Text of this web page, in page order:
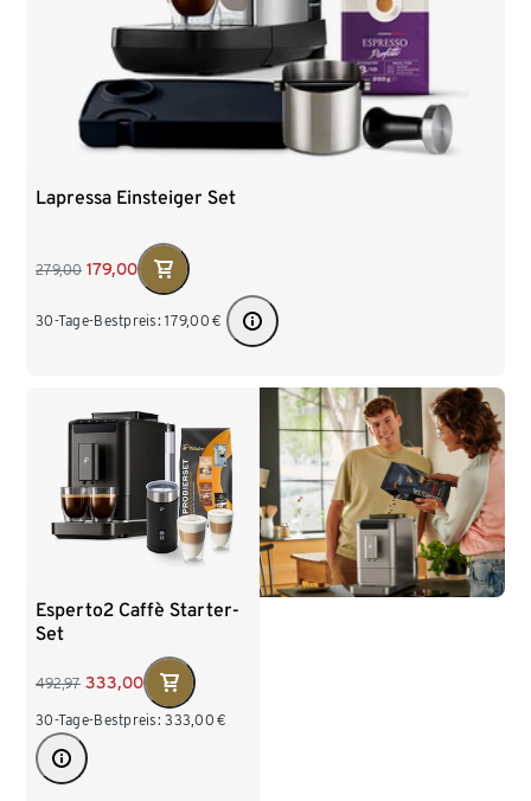
Lapressa Einsteiger Set
279,00 179,00
30-Tage-Bestpreis: 179,00 €
Esperto2 Caffè Starter-
Set
492,97 333,00
30-Tage-Bestpreis: 333,00 €